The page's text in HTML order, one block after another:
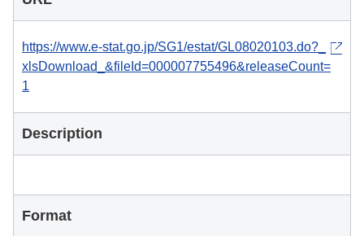
https://www.e-stat.go.jp/SG1/estat/GL08020103.do?_
xlsDownload_&fileId=000007755496&releaseCount=
1
Description
Format